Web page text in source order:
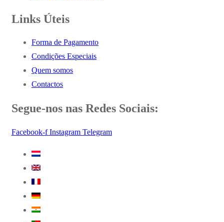
Links Úteis
Forma de Pagamento
Condições Especiais
Quem somos
Contactos
Segue-nos nas Redes Sociais:
Facebook-f Instagram Telegram